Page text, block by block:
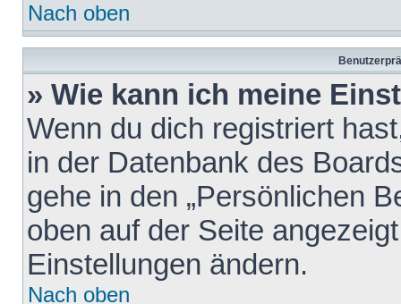
Nach oben
» Wie kann ich meine
Wenn du dich registriert
in der Datenbank des
gehe in den „Persönlichen
oben auf der Seite
Einstellungen ändern.
Nach oben